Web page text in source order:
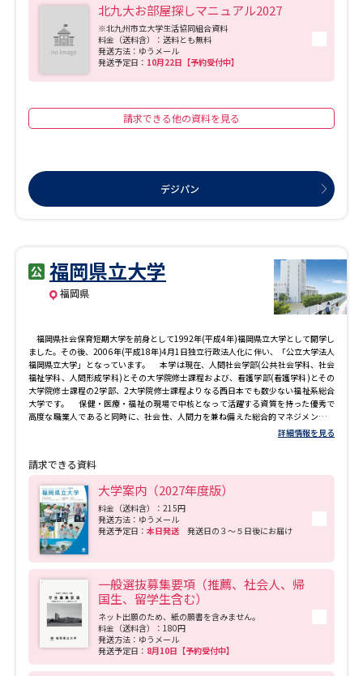
北九大お部屋探しマニュアル2027
※北九州市立大学生活協同組合資料
料金（送料含）：送料とも無料
発送方法：ゆうメール
発送予定日： 10月22日【予約受付中】
請求できる他の資料を見る
デジパン
福岡県立大学
福岡県
福岡県社会保育短期大学を前身として1992年(平成4年)福岡県立大学として開学し
ました。その後、2006年(平成18年)4月1日独立行政法人化に伴い、「公立大学法人
福岡県立大学」となっています。 本学は現在、人間社会学部(公共社会学科、社会
福祉学科、人間形成学科)とその大学院修士課程および、看護学部(看護学科)とその
大学院修士課程の2学部、2大学院修士課程よりなる西日本でも数少ない福祉系総合
大学です。 保健・医療・福祉の現場で中核となって活躍する資質を持った優秀で
高度な職業人であると同時に、社会性、人間力を兼ね備えた総合的マネジメントが
できる人材を育成するため、両学部の連携により相互に学部・学科の専門分野を学
保健福祉士、看護師、助産師、保健師、養護教諭、高校教諭、幼稚園教諭、保育士
などの育成をめざしています。
詳細情報を見る
請求できる資料
大学案内（2027年度版）
料金（送料含）：215円
発送方法：ゆうメール
発送予定日： 本日発送 発送日の３～５日後にお届け
一般選抜募集要項（推薦、社会人、帰
国生、留学生含む）
ネット出願のため、紙の願書を含みません。
料金（送料含）：180円
発送方法：ゆうメール
発送予定日： 8月10日【予約受付中】